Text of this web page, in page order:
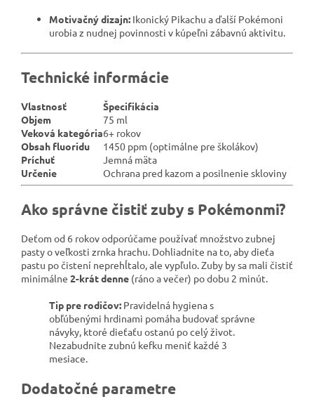
Motivačný dizajn: Ikonický Pikachu a ďalší Pokémoni
urobia z nudnej povinnosti v kúpeľni zábavnú aktivitu.
Technické informácie
Vlastnosť
Špecifikácia
Objem
75 ml
Veková kategória6+ rokov
Obsah fluoridu
1450 ppm (optimálne pre školákov)
Príchuť
Jemná mäta
Určenie
Ochrana pred kazom a posilnenie skloviny
Ako správne čistiť zuby s Pokémonmi?
Deťom od 6 rokov odporúčame používať množstvo zubnej
pasty o veľkosti zrnka hrachu. Dohliadnite na to, aby dieťa
pastu po čistení neprehĺtalo, ale vypľulo. Zuby by sa mali čistiť
minimálne 2-krát denne (ráno a večer) po dobu 2 minút.
Tip pre rodičov: Pravidelná hygiena s
obľúbenými hrdinami pomáha budovať správne
návyky, ktoré dieťaťu ostanú po celý život.
Nezabudnite zubnú kefku meniť každé 3
mesiace.
Dodatočné parametre